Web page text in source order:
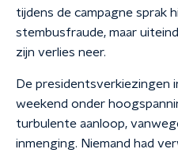
tijdens de campagne sprak
stembusfraude, maar
zijn verlies neer.
De presidentsverkiezingen
weekend onder
turbulente aanloop,
inmenging. Niemand had